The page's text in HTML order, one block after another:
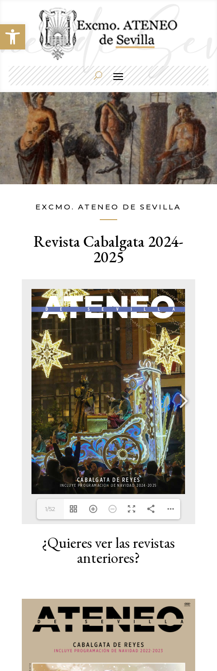
Abrir barra de herramientas
EXCMO. ATENEO DE SEVILLA
Revista Cabalgata 2024-
2025
1/52
¿Quieres ver las revistas
anteriores?